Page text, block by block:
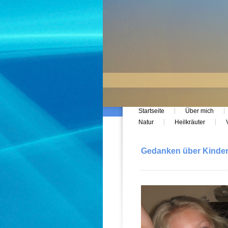
Startseite
Über mich
Natur
Heilkräuter
Gedanken über Kinder